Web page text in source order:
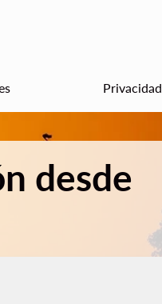
Privacidad
desde